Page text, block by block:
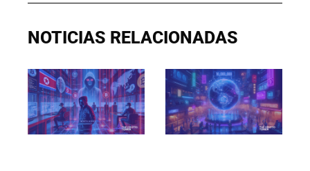
NOTICIAS RELACIONADAS